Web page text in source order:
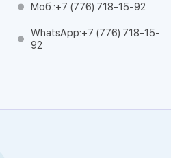
Моб.:+7 (776) 718-15-92
WhatsApp:+7 (776) 718-15-
92